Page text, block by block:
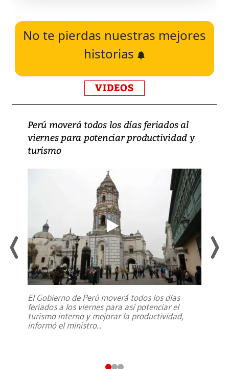
No te pierdas nuestras mejores
historias
VIDEOS
Perú moverá todos los días feriados al
viernes para potenciar productividad y
turismo
El Gobierno de Perú moverá todos los días
feriados a los viernes para así potenciar el
turismo interno y mejorar la productividad,
informó el ministro...